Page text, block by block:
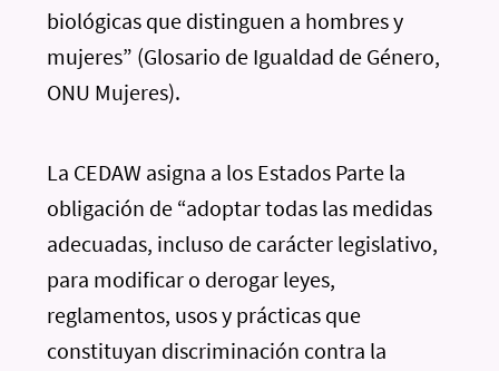
biológicas que distinguen a hombres y
mujeres” (Glosario de Igualdad de Género,
ONU Mujeres).
La CEDAW asigna a los Estados Parte la
obligación de “adoptar todas las medidas
adecuadas, incluso de carácter legislativo,
para modificar o derogar leyes,
reglamentos, usos y prácticas que
constituyan discriminación contra la